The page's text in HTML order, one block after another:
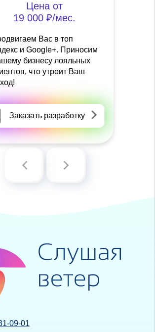
Цена от
19 000 ₽/мес.
Вас в топ
и Google+. Приносим
бизнесу лояльных
что утроит Ваш
Заказать разработку
09-01